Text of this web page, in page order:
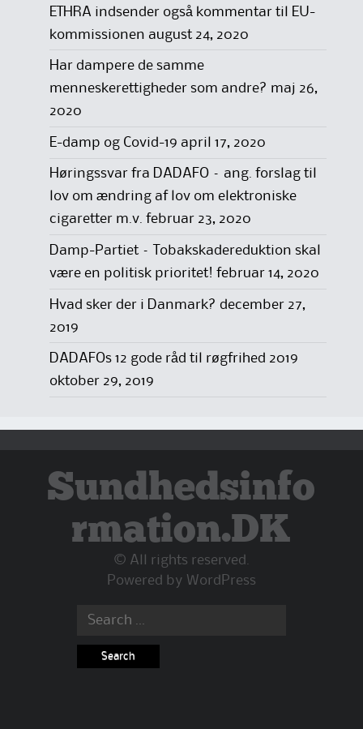
ETHRA indsender også kommentar til EU-
kommissionen august 24, 2020
Har dampere de samme
menneskerettigheder som andre? maj 26,
2020
E-damp og Covid-19 april 17, 2020
Høringssvar fra DADAFO – ang. forslag til
lov om ændring af lov om elektroniske
cigaretter m.v. februar 23, 2020
Damp-Partiet – Tobakskadereduktion skal
være en politisk prioritet! februar 14, 2020
Hvad sker der i Danmark? december 27,
2019
DADAFOs 12 gode råd til røgfrihed 2019
oktober 29, 2019
Sundhedsinfo
rmation.DK
© All rights reserved.
Powered by WordPress
Search